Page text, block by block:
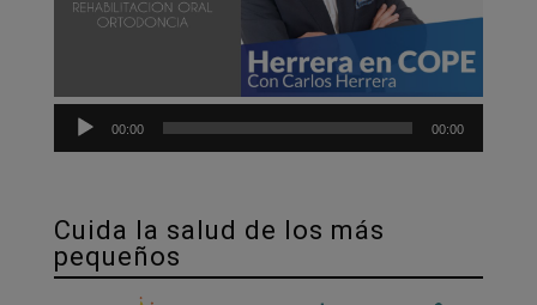
00:00 00:00
Cuida la salud de los más
pequeños